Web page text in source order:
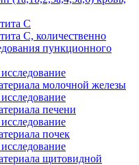
C
C, количественно
пункционного
молочной железы
печени
почек
щитовидной